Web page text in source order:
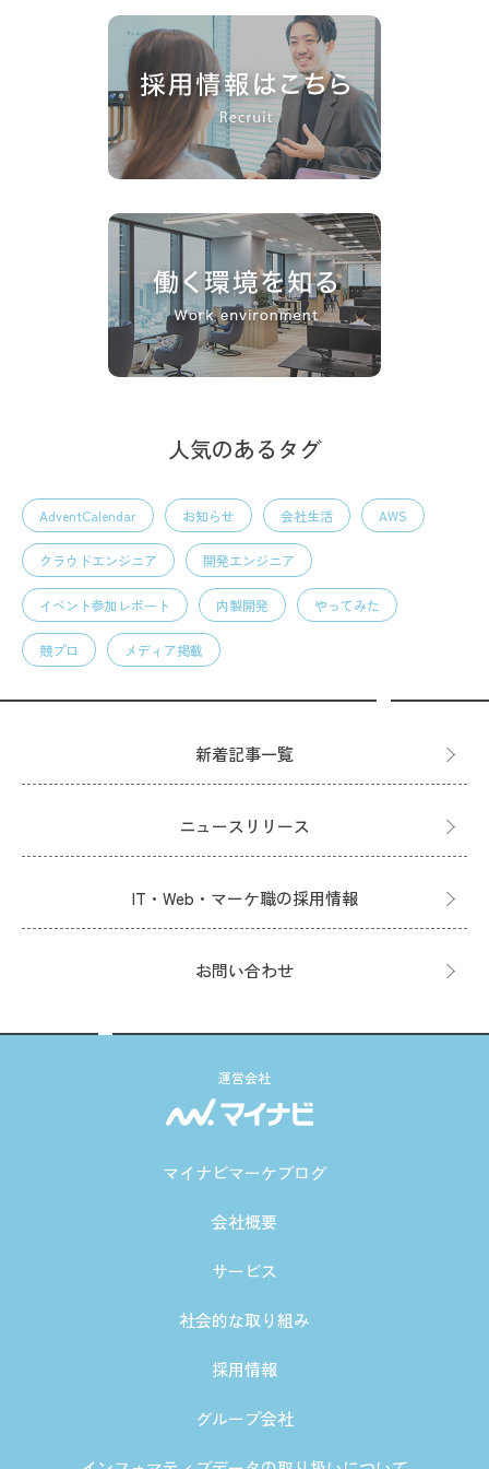
人気のあるタグ
AdventCalendar お知らせ 会社生活 AWS
クラウドエンジニア 開発エンジニア
イベント参加レポート 内製開発 やってみた
競プロ メディア掲載
新着記事一覧
ニュースリリース
IT・Web・マーケ職の採用情報
お問い合わせ
運営会社
マイナビマーケブログ
会社概要
サービス
社会的な取り組み
採用情報
グループ会社